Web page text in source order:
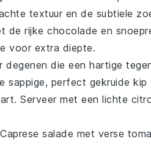
textuur en de subtiele
de rijke chocolade en
voor extra diepte.
degenen die een hartige
sappige, perfect gekruide kip
. Serveer met een lichte
Caprese salade met verse